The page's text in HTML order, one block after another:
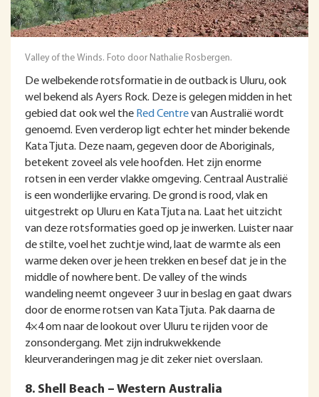
Valley of the Winds. Foto door Nathalie Rosbergen.
De welbekende rotsformatie in de outback is Uluru, ook
wel bekend als Ayers Rock. Deze is gelegen midden in het
gebied dat ook wel the Red Centrevan Australië wordt
genoemd. Even verderop ligt echter het minder bekende
Kata Tjuta. Deze naam, gegeven door de Aboriginals,
betekent zoveel als vele hoofden. Het zijn enorme
rotsen in een verder vlakke omgeving. Centraal Australië
is een wonderlijke ervaring. De grond is rood, vlak en
uitgestrekt op Uluru en Kata Tjuta na. Laat het uitzicht
van deze rotsformaties goed op je inwerken. Luister naar
de stilte, voel het zuchtje wind, laat de warmte als een
warme deken over je heen trekken en besef dat je in the
middle of nowhere bent. De valley of the winds
wandeling neemt ongeveer 3 uur in beslag en gaat dwars
door de enorme rotsen van Kata Tjuta. Pak daarna de
4×4 om naar de lookout over Uluru te rijden voor de
zonsondergang. Met zijn indrukwekkende
kleurveranderingen mag je dit zeker niet overslaan.
8. Shell Beach – Western Australia